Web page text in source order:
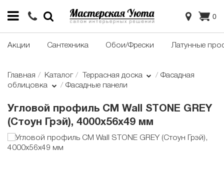
0
Акции Сантехника Обои/Фрески Латунные
Главная Каталог Террасная доска
Фасадная
облицовка
Фасадные панели
Угловой профиль CM Wall STONE GREY
(Стоун Грэй), 4000х56х49 мм